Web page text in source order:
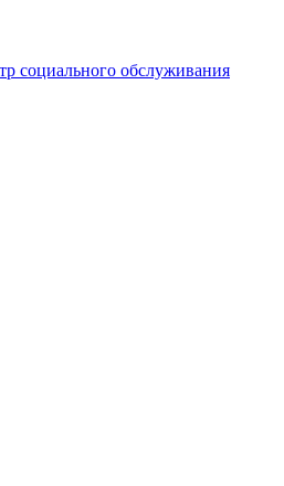
социального обслуживания